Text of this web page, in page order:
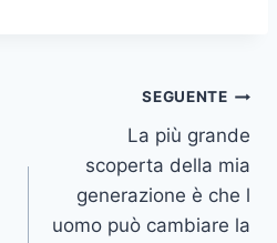
SEGUENTE
La più grande
scoperta della mia
generazione è che l
uomo può cambiare la